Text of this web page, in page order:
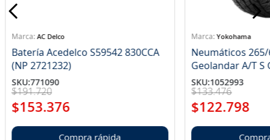
AC Delco
Batería Acedelco S59542 830CCA
(NP 2721232)
SKU:771090
$191.720
$153.376
Compra rápida
Yokohama
Neumáticos 265/
SKU:1052993
$133.476
$122.798